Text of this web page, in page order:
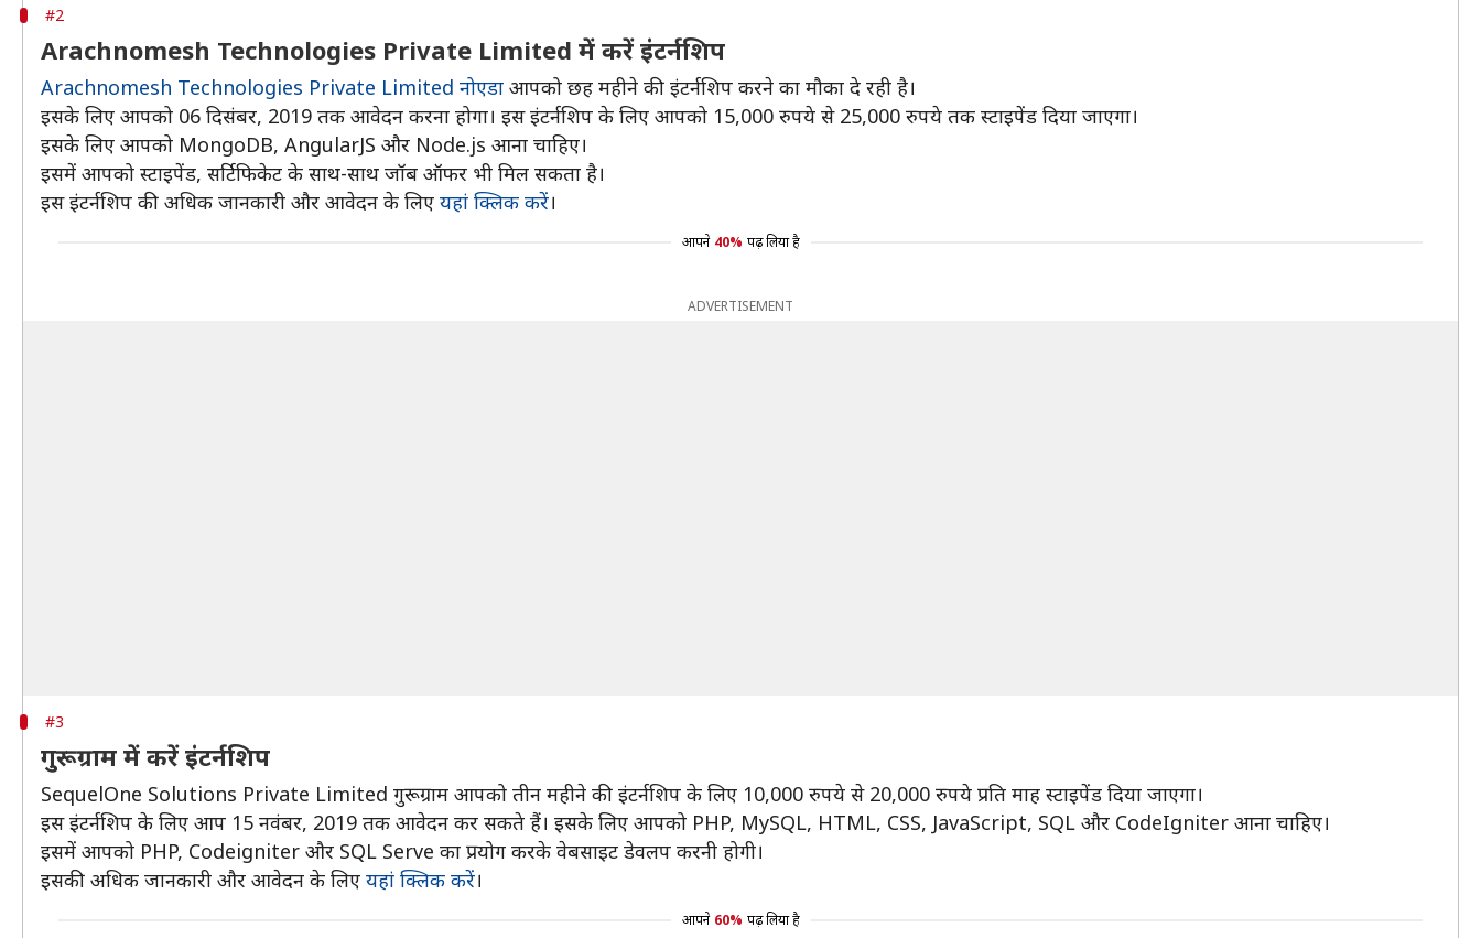
#2
Arachnomesh Technologies Private Limited में करें इंटर्नशिप
Arachnomesh Technologies Private Limited नोएडा आपको छह महीने की इंटर्नशिप करने का मौका दे रही है।
इसके लिए आपको 06 दिसंबर, 2019 तक आवेदन करना होगा। इस इंटर्नशिप के लिए आपको 15,000 रुपये से 25,000 रुपये तक स्टाइपेंड दिया जाएगा।
इसके लिए आपको MongoDB, AngularJS और Node.js आना चाहिए।
इसमें आपको स्टाइपेंड, सर्टिफिकेट के साथ-साथ जॉब ऑफर भी मिल सकता है।
इस इंटर्नशिप की अधिक जानकारी और आवेदन के लिए यहां क्लिक करें।
आपने 40% पढ़ लिया है
ADVERTISEMENT
#3
गुरूग्राम में करें इंटर्नशिप
SequelOne Solutions Private Limited गुरूग्राम आपको तीन महीने की इंटर्नशिप के लिए 10,000 रुपये से 20,000 रुपये प्रति माह स्टाइपेंड दिया जाएगा।
इस इंटर्नशिप के लिए आप 15 नवंबर, 2019 तक आवेदन कर सकते हैं। इसके लिए आपको PHP, MySQL, HTML, CSS, JavaScript, SQL और CodeIgniter आना चाहिए।
इसमें आपको PHP, Codeigniter और SQL Serve का प्रयोग करके वेबसाइट डेवलप करनी होगी।
इसकी अधिक जानकारी और आवेदन के लिए यहां क्लिक करें।
आपने 60% पढ़ लिया है